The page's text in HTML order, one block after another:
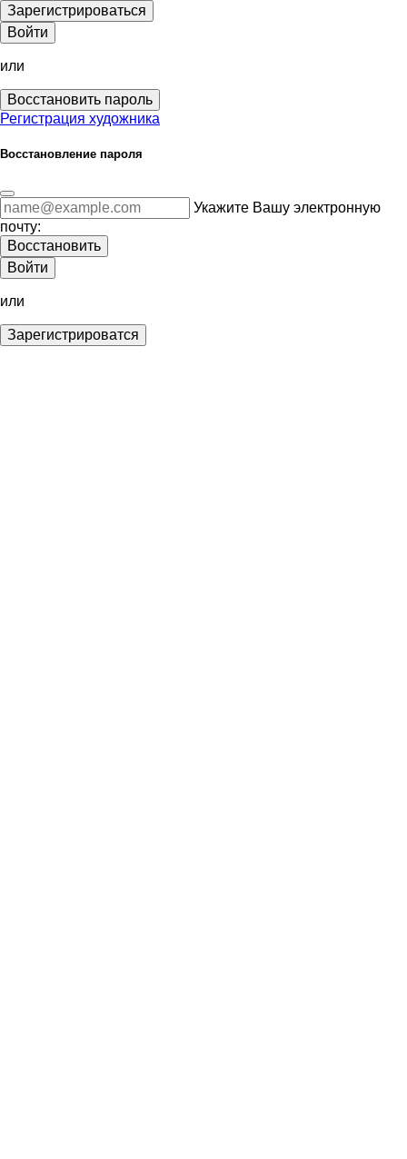
Зарегистрироваться
Войти
или
Восстановить пароль
Регистрация художника
Восстановление пароля
Укажите Вашу электронную
почту:
Восстановить
Войти
или
Зарегистрироватся